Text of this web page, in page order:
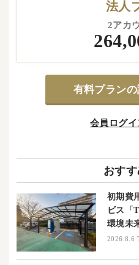
法人
2アカ
有料プラン
会員ログ
おす
初期費
ビス「
環境未
2026.8.6